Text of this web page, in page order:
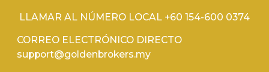
LLAMAR AL NÚMERO LOCAL +60 154-600 0374
CORREO ELECTRÓNICO DIRECTO
support@goldenbrokers.my